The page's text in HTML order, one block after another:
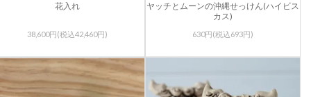
花入れ
38,600円(税込42,460円)
ヤッチとムーンの沖縄せっけん(ハイビス
カス)
630円(税込693円)